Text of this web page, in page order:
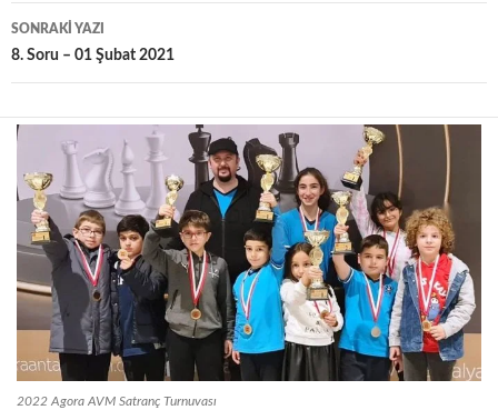
SONRAKI YAZI
8. Soru – 01 Şubat 2021
2022 Agora AVM Satranç Turnuvası